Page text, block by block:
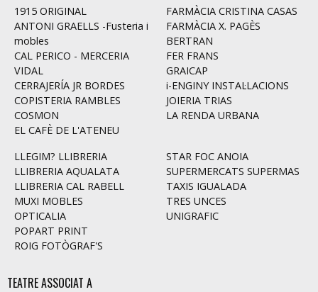
1915 ORIGINAL
ANTONI GRAELLS -Fusteria i
mobles
CAL PERICO - MERCERIA
VIDAL
CERRAJERÍA JR BORDES
COPISTERIA RAMBLES
COSMON
EL CAFÈ DE L'ATENEU
FARMÀCIA CRISTINA CASAS
FARMÀCIA X. PAGÈS
BERTRAN
FER FRANS
GRAICAP
i-ENGINY INSTAL·LACIONS
JOIERIA TRIAS
LA RENDA URBANA
LLEGIM? LLIBRERIA
LLIBRERIA AQUALATA
LLIBRERIA CAL RABELL
MUXI MOBLES
OPTICALIA
POPART PRINT
ROIG FOTÒGRAF'S
STAR FOC ANOIA
SUPERMERCATS SUPERMAS
TAXIS IGUALADA
TRES UNCES
UNIGRAFIC
TEATRE ASSOCIAT A